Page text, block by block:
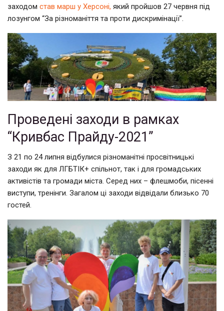
заходом став марш у Херсоні, який пройшов 27 червня під
лозунгом “За різноманіття та проти дискримінації”.
Проведені заходи в рамках
“Кривбас Прайду-2021”
З 21 по 24 липня відбулися різноманітні просвітницькі
заходи як для ЛГБТІК+ спільнот, так і для громадських
активістів та громади міста. Серед них – флешмоби, пісенні
виступи, тренінги. Загалом ці заходи відвідали близько 70
гостей.